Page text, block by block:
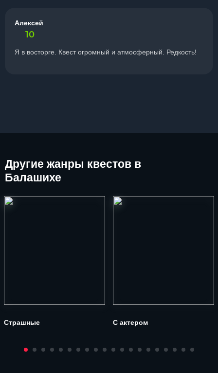
Алексей
10
Я в восторге. Квест огромный и атмосферный. Редкость!
Другие жанры квестов в
Балашихе
Страшные С актером